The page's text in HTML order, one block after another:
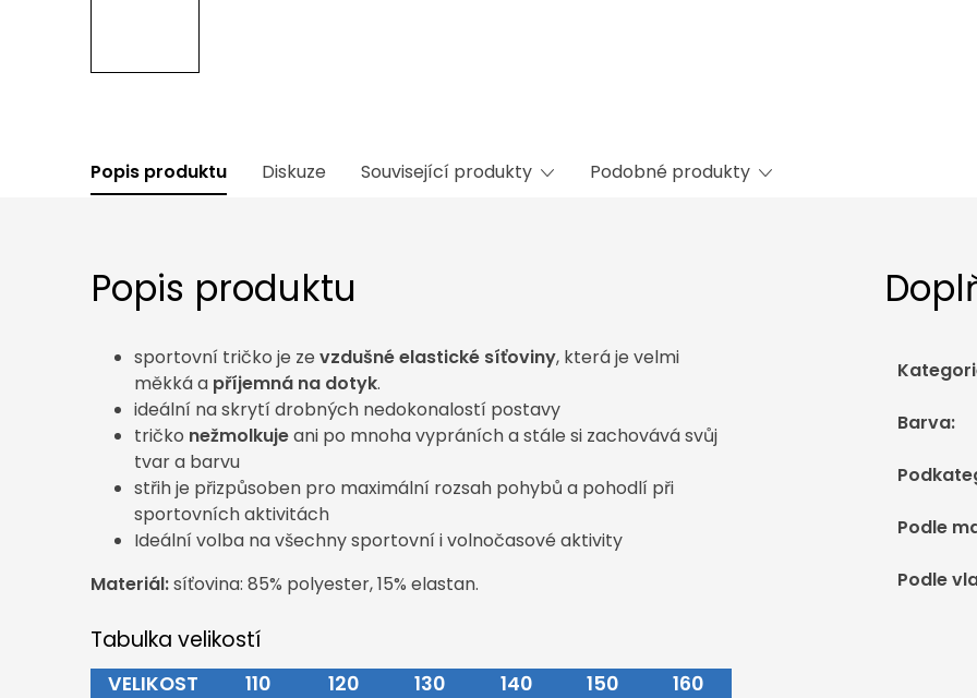
Popis produktu Diskuze Související produkty Podobné produkty
Popis produktu
sportovní tričko je ze vzdušné elastické síťoviny, která je velmi
měkká a příjemná na dotyk.
ideální na skrytí drobných nedokonalostí postavy
tričko nežmolkujeani po mnoha vypráních a stále si zachovává svůj
tvar a barvu
střih je přizpůsoben pro maximální rozsah pohybů a pohodlí při
sportovních aktivitách
Ideální volba na všechny sportovní i volnočasové aktivity
Materiál:síťovina: 85% polyester, 15% elastan.
Tabulka velikostí
VELIKOST 110 120 130 140 150 160
Barva:
Podle
Podle